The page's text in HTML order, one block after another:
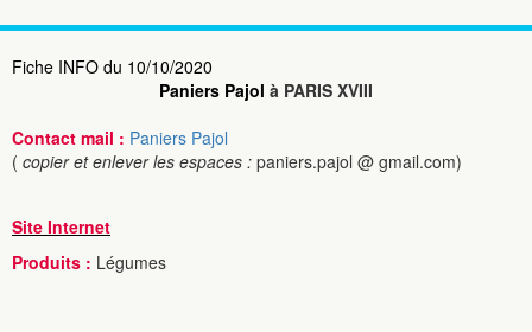
Fiche INFO du 10/10/2020
Paniers Pajol à PARIS XVIII
Contact mail : Paniers Pajol
( copier et enlever les espaces : paniers.pajol @ gmail.com)
Site Internet
Produits : Légumes